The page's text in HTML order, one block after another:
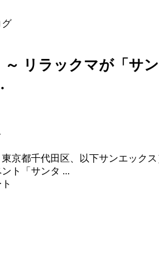
グ
～ リラックマが「サ
京都千代田区、以下サンエック
ト「サンタ ...